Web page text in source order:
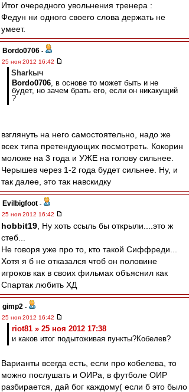
Итог очередного увольнения тренера :
Федун ни одного своего слова держать не
умеет.
Bordo0706 -
25 ноя 2012 16:42
Sharkыч
Bordo0706, в основе то может быть и не
будет, но зачем брать его, если он никакущий
?
взглянуть на него самостоятельно, надо же
всех типа претендующих посмотреть. Кокорин
моложе на 3 года и УЖЕ на голову сильнее.
Черышев через 1-2 года будет сильнее. Ну, и
так далее, это так навскидку
Evilbigfoot -
25 ноя 2012 16:42
hobbit19 , Ну хоть ссыль бы открыли....это ж
стеб...
Не говоря уже про то, кто такой Сиффреди...
Хотя я б не отказался чтоб он половине
игроков как в своих фильмах объяснил как
Спартак любить ХД
gimp2 -
25 ноя 2012 16:42
riot81 » 25 ноя 2012 17:38
и каков итог подытоживая пункты?Кобелев?
Варианты всегда есть, если про кобелева, то
можно послушать и ОИРа, в футболе ОИР
разбирается, дай бог каждому( если б это было